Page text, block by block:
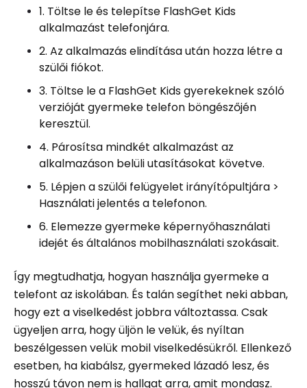
1. Töltse le és telepítse FlashGet Kids
alkalmazást telefonjára.
2. Az alkalmazás elindítása után hozza létre a
szülői fiókot.
3. Töltse le a FlashGet Kids gyerekeknek szóló
verzióját gyermeke telefon böngészőjén
keresztül.
4. Párosítsa mindkét alkalmazást az
alkalmazáson belüli utasításokat követve.
5. Lépjen a szülői felügyelet irányítópultjára >
Használati jelentés a telefonon.
6. Elemezze gyermeke képernyőhasználati
idejét és általános mobilhasználati szokásait.
Így megtudhatja, hogyan használja gyermeke a
telefont az iskolában. És talán segíthet neki abban,
hogy ezt a viselkedést jobbra változtassa. Csak
ügyeljen arra, hogy üljön le velük, és nyíltan
beszélgessen velük mobil viselkedésükről. Ellenkező
esetben, ha kiabálsz, gyermeked lázadó lesz, és
hosszú távon nem is hallgat arra, amit mondasz.